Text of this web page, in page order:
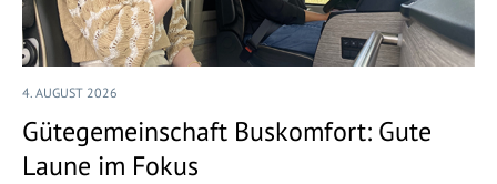
4. AUGUST 2026
Gütegemeinschaft Buskomfort: Gute
Laune im Fokus